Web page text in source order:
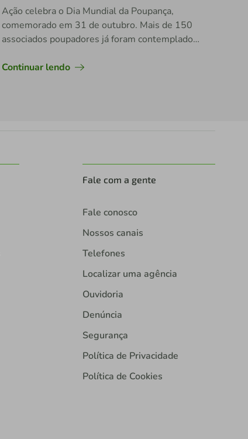
Ação celebra o Dia Mundial da Poupança,
comemorado em 31 de outubro. Mais de 150
associados poupadores já foram contemplados
Continuar lendo
Fale com a gente
Fale conosco
Nossos canais
Telefones
Localizar uma agência
Ouvidoria
Denúncia
Segurança
Política de Privacidade
Política de Cookies